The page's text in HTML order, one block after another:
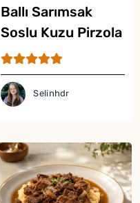
Ballı Sarımsak
Soslu Kuzu Pirzola
Tarifi
Selinhdr